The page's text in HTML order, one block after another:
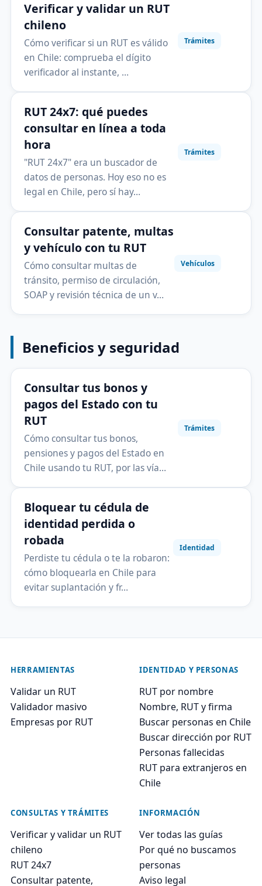
Verificar y validar un RUT
chileno
Cómo verificar si un RUT es válido
en Chile: comprueba el dígito
verificador al instante, …
Trámites
RUT 24x7: qué puedes
consultar en línea a toda
hora
"RUT 24x7" era un buscador de
datos de personas. Hoy eso no es
legal en Chile, pero sí hay…
Trámites
Consultar patente, multas
y vehículo con tu RUT
Cómo consultar multas de
tránsito, permiso de circulación,
SOAP y revisión técnica de un v…
Vehículos
Beneficios y seguridad
Consultar tus bonos y
pagos del Estado con tu
RUT
Cómo consultar tus bonos,
pensiones y pagos del Estado en
Chile usando tu RUT, por las vía…
Trámites
Bloquear tu cédula de
identidad perdida o
robada
Perdiste tu cédula o te la robaron:
cómo bloquearla en Chile para
evitar suplantación y fr…
Identidad
HERRAMIENTAS
Validar un RUT
Validador masivo
Empresas por RUT
IDENTIDAD Y PERSONAS
RUT por nombre
Nombre, RUT y firma
Buscar personas en Chile
Buscar dirección por RUT
Personas fallecidas
RUT para extranjeros en
Chile
CONSULTAS Y TRÁMITES
Verificar y validar un RUT
chileno
RUT 24x7
Consultar patente,
INFORMACIÓN
Ver todas las guías
Por qué no buscamos
personas
Aviso legal